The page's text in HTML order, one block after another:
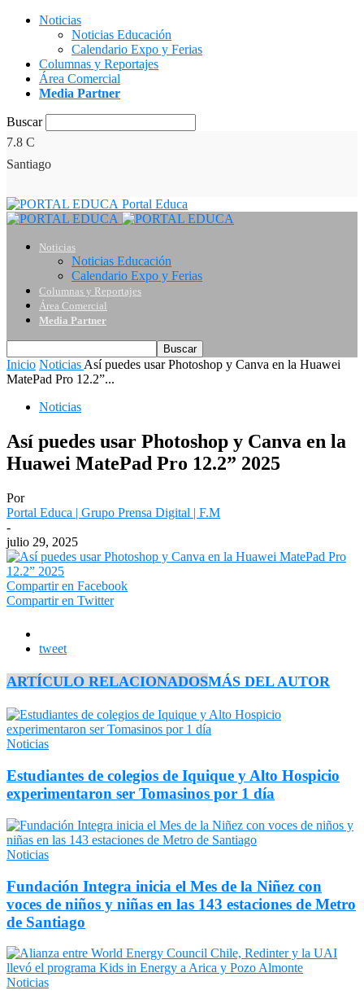
Noticias
Noticias Educación
Calendario Expo y Ferias
Columnas y Reportajes
Área Comercial
Media Partner
Buscar
7.8 C
Santiago
Portal Educa
Noticias
Noticias Educación
Calendario Expo y Ferias
Columnas y Reportajes
Área Comercial
Media Partner
Inicio Noticias Así puedes usar Photoshop y Canva en la Huawei
MatePad Pro 12.2”...
Noticias
Así puedes usar Photoshop y Canva en la
Huawei MatePad Pro 12.2” 2025
Por
Portal Educa | Grupo Prensa Digital | F.M
-
julio 29, 2025
Compartir en Facebook
Compartir en Twitter
tweet
ARTÍCULO RELACIONADOSMÁS DEL AUTOR
Noticias
Estudiantes de colegios de Iquique y Alto Hospicio
experimentaron ser Tomasinos por 1 día
Noticias
Fundación Integra inicia el Mes de la Niñez con
voces de niños y niñas en las 143 estaciones de Metro
de Santiago
Noticias